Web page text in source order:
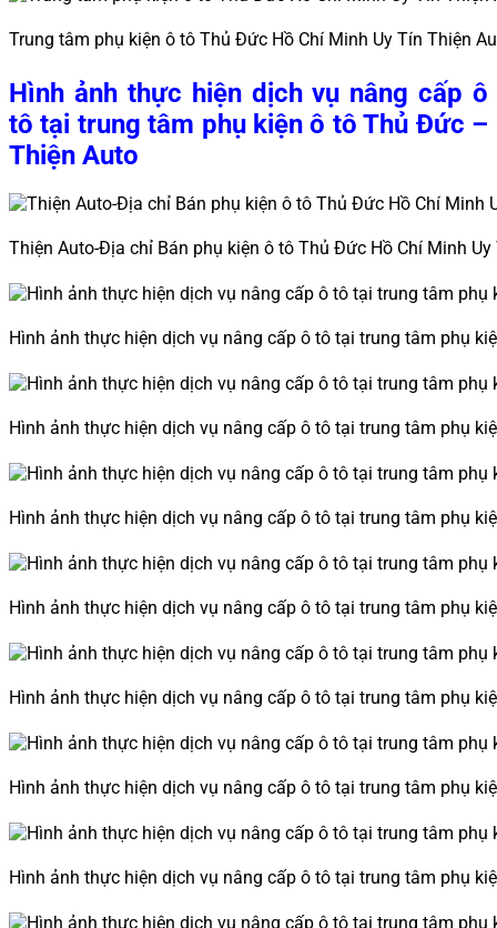
Trung tâm phụ kiện ô tô Thủ Đức Hồ Chí Minh Uy Tín Thiện
Hình ảnh thực hiện dịch vụ nâng cấp ô
tô tại trung tâm phụ kiện ô tô Thủ Đức –
Thiện Auto
Thiện Auto-Địa chỉ Bán phụ kiện ô tô Thủ Đức Hồ Chí Minh Uy
Hình ảnh thực hiện dịch vụ nâng cấp ô tô tại trung tâm phụ
Hình ảnh thực hiện dịch vụ nâng cấp ô tô tại trung tâm phụ
Hình ảnh thực hiện dịch vụ nâng cấp ô tô tại trung tâm phụ
Hình ảnh thực hiện dịch vụ nâng cấp ô tô tại trung tâm phụ
Hình ảnh thực hiện dịch vụ nâng cấp ô tô tại trung tâm phụ
Hình ảnh thực hiện dịch vụ nâng cấp ô tô tại trung tâm phụ
Hình ảnh thực hiện dịch vụ nâng cấp ô tô tại trung tâm phụ